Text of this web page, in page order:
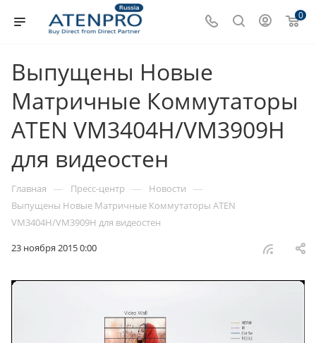
0
Выпущены Новые
Матричные Коммутаторы
ATEN VM3404H/VM3909H
для видеостен
Главная — Пресс-центр — Новости —
Выпущены Новые Матричные Коммутаторы ATEN
VM3404H/VM3909H для видеостен
23 ноября 2015 0:00